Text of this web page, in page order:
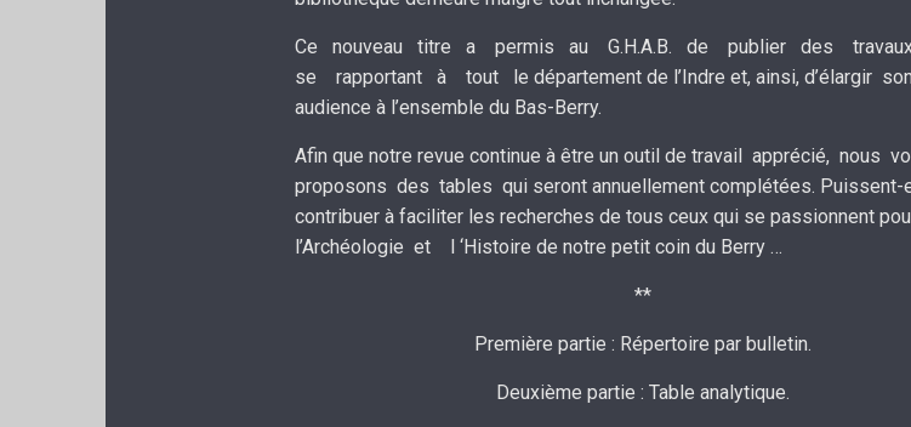
Ce nouveau titre a permis au G.H.A.B. de publier des
se rapportant à tout le département de l’Indre et, ainsi, d’élargir son
audience à l’ensemble du Bas-Berry.
Afin que notre revue continue à être un outil de travail apprécié, nous
proposons des tables qui seront annuellement complétées. Puissent-
contribuer à faciliter les recherches de tous ceux qui se passionnent
l’Archéologie et l ‘Histoire de notre petit coin du Berry …
**
Première partie : Répertoire par bulletin.
Deuxième partie : Table analytique.